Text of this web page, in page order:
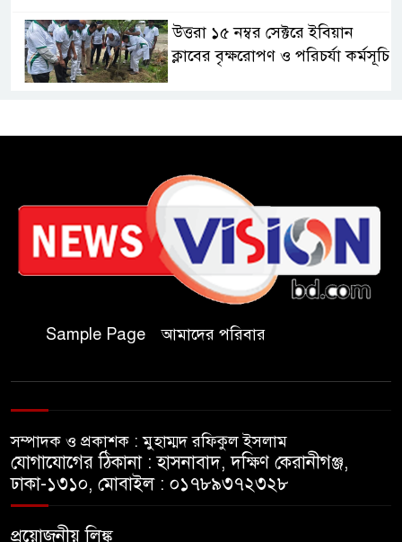
উত্তরা ১৫ নম্বর সেক্টরে ইবিয়ান
ক্লাবের বৃক্ষরোপণ ও পরিচর্যা কর্মসূচি
জামায়াত
কাল মহেশখালী দিয়ে শুরু
প্রধানমন্ত্রীর চট্টগ্রাম সফর
হল দখল করে অছাত্র ও সন্ত্রাসীদের
অভয়ারণ্য করা যাবে না-শিবির
মেসির বাবা না ফেরার দেশে
Sample Page আমাদের পরিবার
সম্পাদক ও প্রকাশক : মুহাম্মদ রফিকুল ইসলাম
যোগাযোগের ঠিকানা : হাসনাবাদ, দক্ষিণ কেরানীগঞ্জ,
ঢাকা-১৩১০, মোবাইল : ০১৭৮৯৩৭২৩২৮
প্রয়োজনীয় লিঙ্ক